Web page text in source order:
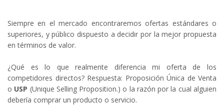
Siempre en el mercado encontraremos ofertas estándares o
superiores, y público dispuesto a decidir por la mejor propuesta
en términos de valor.
¿Qué es lo que realmente diferencia mi oferta de los
competidores directos? Respuesta: Proposición Única de Venta
o USP (Unique Selling Proposition.) o la razón por la cual alguien
debería comprar un producto o servicio.